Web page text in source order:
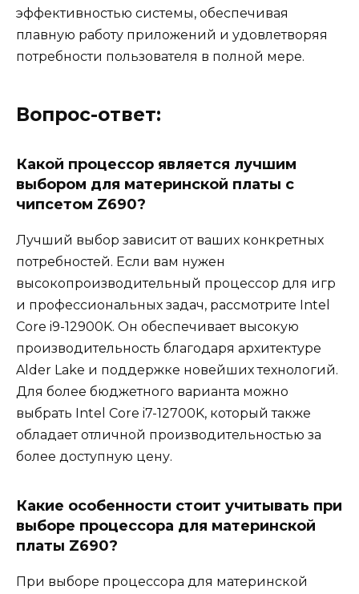
эффективностью системы, обеспечивая
плавную работу приложений и удовлетворяя
потребности пользователя в полной мере.
Вопрос-ответ:
Какой процессор является лучшим
выбором для материнской платы с
чипсетом Z690?
Лучший выбор зависит от ваших конкретных
потребностей. Если вам нужен
высокопроизводительный процессор для игр
и профессиональных задач, рассмотрите Intel
Core i9-12900K. Он обеспечивает высокую
производительность благодаря архитектуре
Alder Lake и поддержке новейших технологий.
Для более бюджетного варианта можно
выбрать Intel Core i7-12700K, который также
обладает отличной производительностью за
более доступную цену.
Какие особенности стоит учитывать при
выборе процессора для материнской
платы Z690?
При выборе процессора для материнской